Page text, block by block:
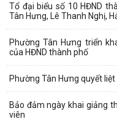
Tổ đại biểu số 10 HĐND
Tân Hưng, Lê Thanh Nghị,
Phường Tân Hưng triển
của HĐND thành phố
Phường Tân Hưng quyết
Bảo đảm ngày khai giảng
viên